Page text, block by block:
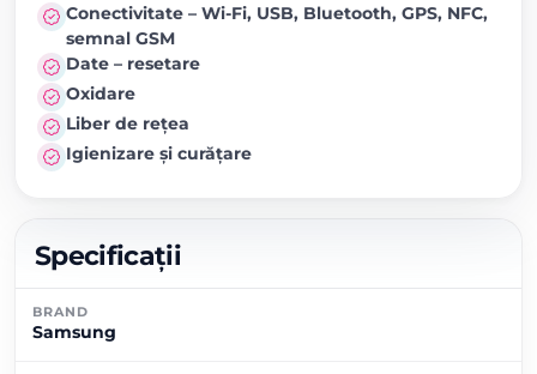
Conectivitate – Wi-Fi, USB, Bluetooth, GPS, NFC,
semnal GSM
Date – resetare
Oxidare
Liber de rețea
Igienizare și curățare
Specificații
BRAND
Samsung